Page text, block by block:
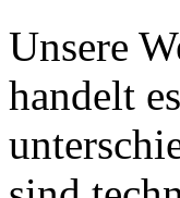
Unsere
handelt